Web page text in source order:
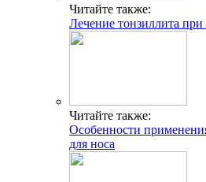
Читайте также:
Лечение тонзиллита
Читайте также:
Особенности
для носа